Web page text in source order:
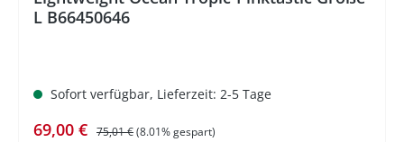
L B66450646
Sofort verfügbar, Lieferzeit: 2-5 Tage
Verkaufspreis:
69,00 € Regulärer Preis:
75,01 €(8.01% gespart)